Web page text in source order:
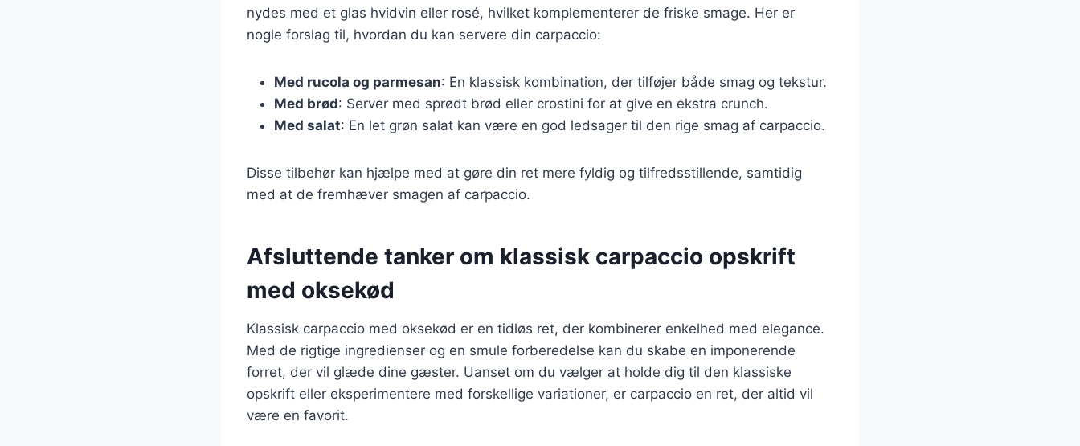
nydes med et glas hvidvin eller rosé, hvilket komplementerer de friske smage. Her er
nogle forslag til, hvordan du kan servere din carpaccio:
Med rucola og parmesan: En klassisk kombination, der tilføjer både smag og tekstur.
Med brød: Server med sprødt brød eller crostini for at give en ekstra crunch.
Med salat: En let grøn salat kan være en god ledsager til den rige smag af carpaccio.
Disse tilbehør kan hjælpe med at gøre din ret mere fyldig og tilfredsstillende, samtidig
med at de fremhæver smagen af carpaccio.
Afsluttende tanker om klassisk carpaccio opskrift
med oksekød
Klassisk carpaccio med oksekød er en tidløs ret, der kombinerer enkelhed med elegance.
Med de rigtige ingredienser og en smule forberedelse kan du skabe en imponerende
forret, der vil glæde dine gæster. Uanset om du vælger at holde dig til den klassiske
opskrift eller eksperimentere med forskellige variationer, er carpaccio en ret, der altid vil
være en favorit.